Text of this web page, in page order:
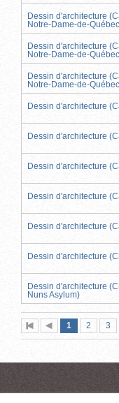
Dessin d'architecture
Notre-Dame-de-
Dessin d'architecture
Notre-Dame-de-
Dessin d'architecture
Notre-Dame-de-
Dessin d'architecture
Dessin d'architecture
Dessin d'architecture
Dessin d'architecture
Dessin d'architecture
Dessin d'architecture
Dessin d'architecture
Nuns Asylum)
Première
page
Page
précédente
Page
1 (page
actuelle)
Page
2 3